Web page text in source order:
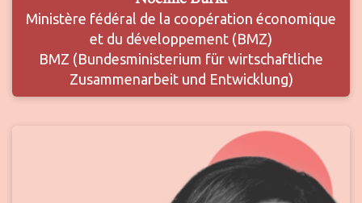
Ministère fédéral de la coopération économique
et du développement (BMZ)
BMZ (Bundesministerium für wirtschaftliche
Zusammenarbeit und Entwicklung)